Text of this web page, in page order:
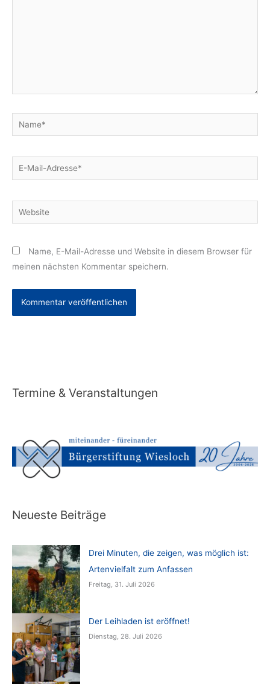
Name*
E-
Mail-
Website
Name, E-Mail-Adresse und Website in diesem Browser für
meinen nächsten Kommentar speichern.
Termine & Veranstaltungen
Neueste Beiträge
Drei Minuten, die zeigen, was möglich ist:
Artenvielfalt zum Anfassen
Freitag, 31. Juli 2026
Der Leihladen ist eröffnet!
Dienstag, 28. Juli 2026